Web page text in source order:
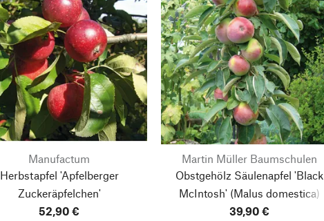
Manufactum
Herbstapfel 'Apfelberger
Zuckeräpfelchen'
52,90 €
Martin Müller Baumschulen
Obstgehölz Säulenapfel 'Black
McIntosh' (Malus domestica)
39,90 €